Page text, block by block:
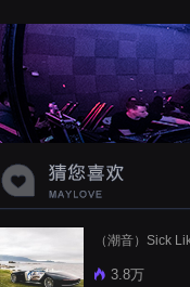
（潮音）Sick
3.8万